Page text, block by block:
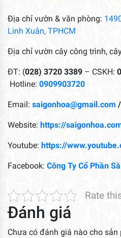
Địa chỉ vườn & văn phòng:
Linh Xuân, TPHCM
Địa chỉ vườn cây công trình,
ĐT: (028) 3720 3389 – CSKH:
Hotline: 0909903720
Email: saigonhoa@gmail.com /
Website: https://
Youtube: https://
Facebook: Công Ty Cổ Phần
Rate
Đánh giá
Chưa có đánh giá nào cho sản